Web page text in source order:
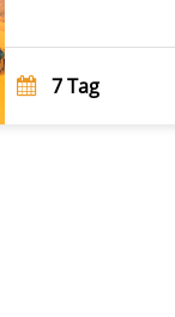
7Tag